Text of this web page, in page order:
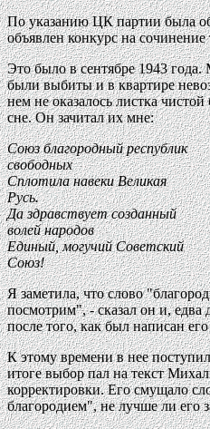
По указанию ЦК партии была
объявлен конкурс на
Это было в сентябре 1943
были выбиты и в квартире
нем не оказалось листка
сне. Он зачитал их мне:
Союз благородный республик
свободных
Сплотила навеки Великая
Русь.
Да здравствует созданный
волей народов
Единый, могучий Советский
Союз!
Я заметила, что слово
посмотрим", - сказал он и,
после того, как был написан
К этому времени в нее
итоге выбор пал на текст
корректировки. Его смущало
благородием", не лучше ли его